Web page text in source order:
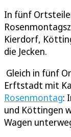
In fünf
Kierdorf,
die Jecken.
Gleich in fünf
Erftstadt mit
Rosenmontag:
und Köttingen
Wagen